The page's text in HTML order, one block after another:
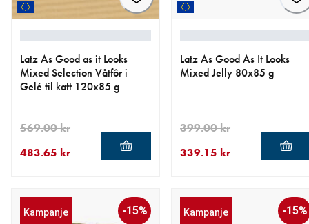
Latz As Good as it Looks
Mixed Selection Våtfôr i
Gelé til katt 120x85 g
483.65 kr
569.00 kr
Latz As Good As It Looks
Mixed Jelly 80x85 g
339.15 kr
399.00 kr
Kampanje -15% Kampanje -15%